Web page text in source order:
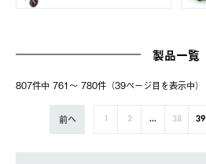
製品一覧
807件中 761〜 780件（39ページ⽬を表⽰中）
前へ 2 ... 38 39